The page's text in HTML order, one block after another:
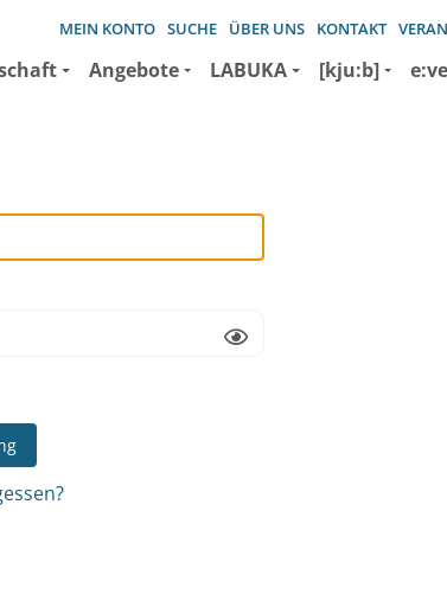
MEIN KONTO SUCHE ÜBER UNS KONTAKT
Angebote LABUKA [kju:b]